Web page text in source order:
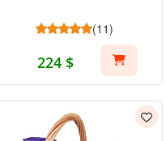
(11)
224 $